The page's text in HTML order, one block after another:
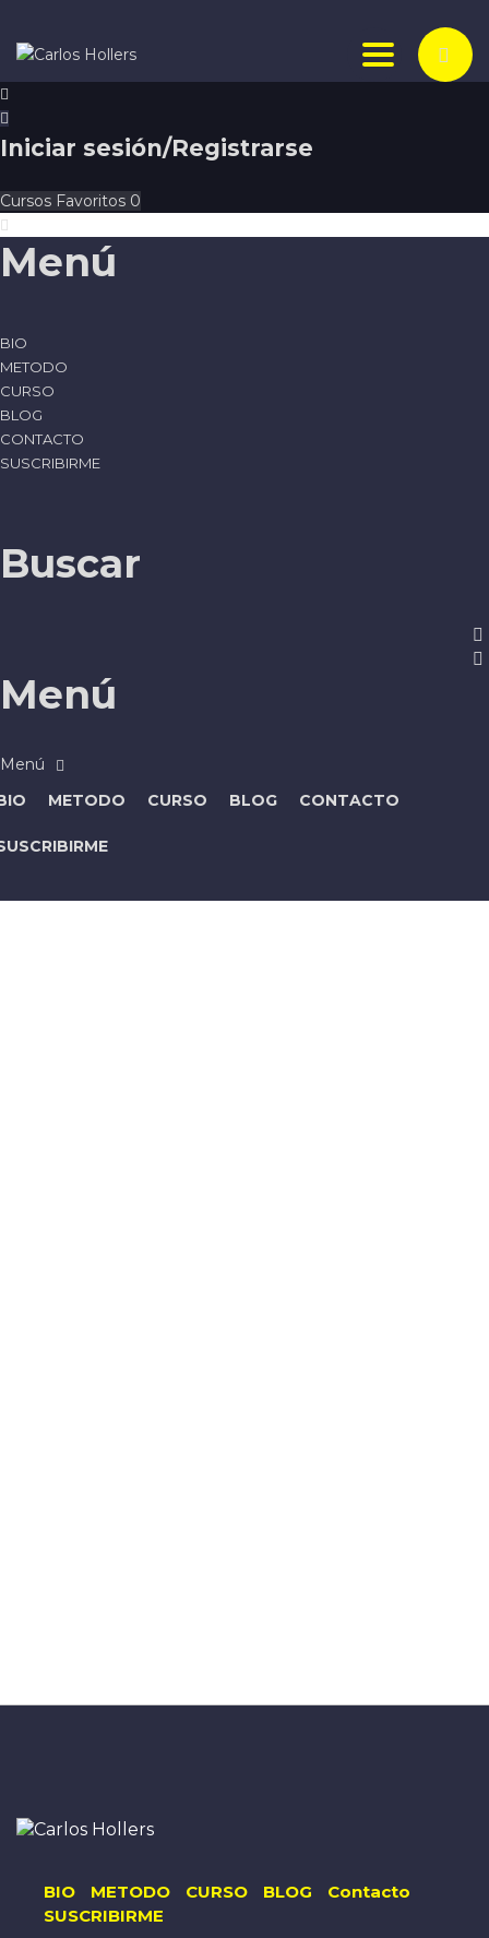
Toggle
Iniciar sesión/Registrarse
Cursos Favoritos 0
Menú
BIO
METODO
CURSO
BLOG
CONTACTO
SUSCRIBIRME
Buscar
Menú
METODO CURSO BLOG CONTACTO
BIO METODO CURSO BLOG
Contacto
SUSCRIBIRME